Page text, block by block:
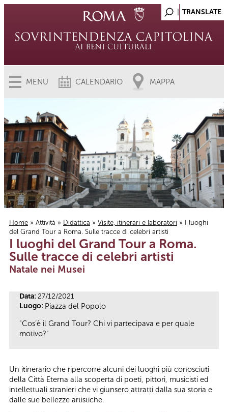
MENU CALENDARIO MAPPA
Tu sei qui
Home » Attività » Didattica » Visite, itinerari e laboratori » I luoghi
del Grand Tour a Roma. Sulle tracce di celebri artisti
I luoghi del Grand Tour a Roma.
Sulle tracce di celebri artisti
Natale nei Musei
Data: 27/12/2021
Luogo: Piazza del Popolo
"Cos’è il Grand Tour? Chi vi partecipava e per quale
motivo?"
Un itinerario che ripercorre alcuni dei luoghi più conosciuti
della Città Eterna alla scoperta di poeti, pittori, musicisti ed
intellettuali stranieri che vi giunsero attratti dalla sua storia e
dalle sue bellezze artistiche.